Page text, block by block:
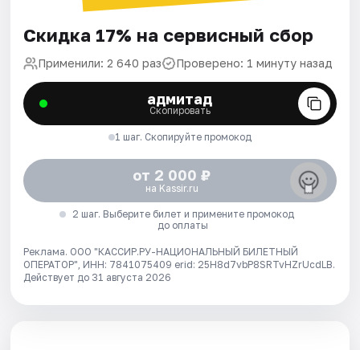
Скидка 17% на сервисный сбор
Применили: 2 640 раз Проверено: 1 минуту назад
адмитад
Скопировать
1 шаг. Скопируйте промокод
от 2 000 ₽
на Kassir.ru
2 шаг. Выберите билет и примените промокод
до оплаты
Реклама. ООО "КАССИР.РУ-НАЦИОНАЛЬНЫЙ БИЛЕТНЫЙ
ОПЕРАТОР", ИНН: 7841075409 erid: 25H8d7vbP8SRTvHZrUcdLB.
Действует до 31 августа 2026